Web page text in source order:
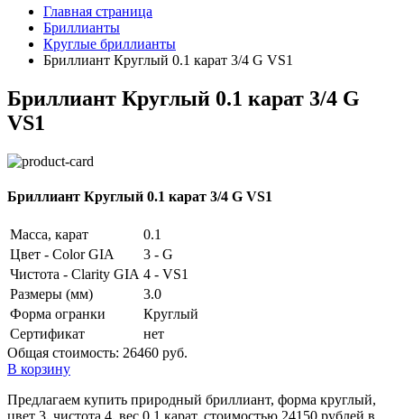
Главная страница
Бриллианты
Круглые бриллианты
Бриллиант Круглый 0.1 карат 3/4 G VS1
Бриллиант Круглый 0.1 карат 3/4 G
VS1
Бриллиант Круглый 0.1 карат 3/4 G VS1
Масса, карат
0.1
Цвет - Color GIA
3 - G
Чистота - Clarity GIA 4 - VS1
Размеры (мм)
3.0
Форма огранки
Круглый
Сертификат
нет
Общая стоимость: 26460 руб.
В корзину
Предлагаем купить природный бриллиант, форма круглый,